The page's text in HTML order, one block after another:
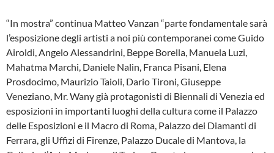
“In mostra” continua Matteo Vanzan “parte fondamentale sarà
l’esposizione degli artisti a noi più contemporanei come Guido
Airoldi, Angelo Alessandrini, Beppe Borella, Manuela Luzi,
Mahatma Marchi, Daniele Nalin, Franca Pisani, Elena
Prosdocimo, Maurizio Taioli, Dario Tironi, Giuseppe
Veneziano, Mr. Wany già protagonisti di Biennali di Venezia ed
esposizioni in importanti luoghi della cultura come il Palazzo
delle Esposizioni e il Macro di Roma, Palazzo dei Diamanti di
Ferrara, gli Uffizi di Firenze, Palazzo Ducale di Mantova, la